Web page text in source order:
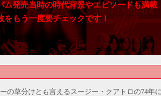
ム発売当時の時代背景やエピソードも満載
をもう一度要チェックです！
の草分けとも言えるスージー・クアトロの74年